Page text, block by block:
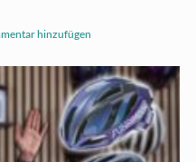
hinzufügen